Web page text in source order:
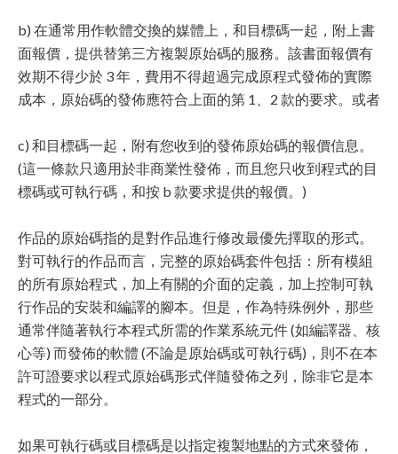
b) 在通常用作軟體交換的媒體上，和目標碼一起，附上書
面報價，提供替第三方複製原始碼的服務。該書面報價有
效期不得少於 3 年，費用不得超過完成原程式發佈的實際
成本，原始碼的發佈應符合上面的第 1、2 款的要求。或者
c) 和目標碼一起，附有您收到的發佈原始碼的報價信息。
(這一條款只適用於非商業性發佈，而且您只收到程式的目
標碼或可執行碼，和按 b 款要求提供的報價。)
作品的原始碼指的是對作品進行修改最優先擇取的形式。
對可執行的作品而言，完整的原始碼套件包括：所有模組
的所有原始程式，加上有關的介面的定義，加上控制可執
行作品的安裝和編譯的腳本。但是，作為特殊例外，那些
通常伴隨著執行本程式所需的作業系統元件 (如編譯器、核
心等) 而發佈的軟體 (不論是原始碼或可執行碼)，則不在本
許可證要求以程式原始碼形式伴隨發佈之列，除非它是本
程式的一部分。
如果可執行碼或目標碼是以指定複製地點的方式來發佈，